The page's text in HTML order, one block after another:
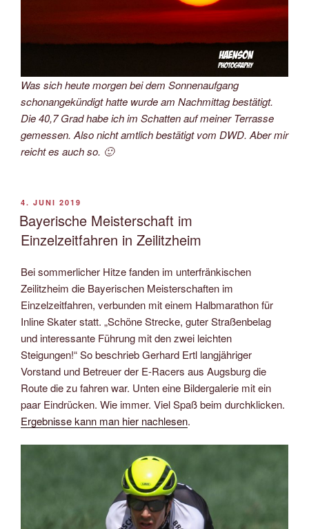
Was sich heute morgen bei dem Sonnenaufgang
schonangekündigt hatte wurde am Nachmittag bestätigt.
Die 40,7 Grad habe ich im Schatten auf meiner Terrasse
gemessen. Also nicht amtlich bestätigt vom DWD. Aber mir
reicht es auch so. 🙂
VERÖFFENTLICHT
AM
4. JUNI 2019
Bayerische Meisterschaft im
Einzelzeitfahren in Zeilitzheim
Bei sommerlicher Hitze fanden im unterfränkischen
Zeilitzheim die Bayerischen Meisterschaften im
Einzelzeitfahren, verbunden mit einem Halbmarathon für
Inline Skater statt. „Schöne Strecke, guter Straßenbelag
und interessante Führung mit den zwei leichten
Steigungen!“ So beschrieb Gerhard Ertl langjähriger
Vorstand und Betreuer der E-Racers aus Augsburg die
Route die zu fahren war. Unten eine Bildergalerie mit ein
paar Eindrücken. Wie immer. Viel Spaß beim durchklicken.
Ergebnisse kann man hier nachlesen.